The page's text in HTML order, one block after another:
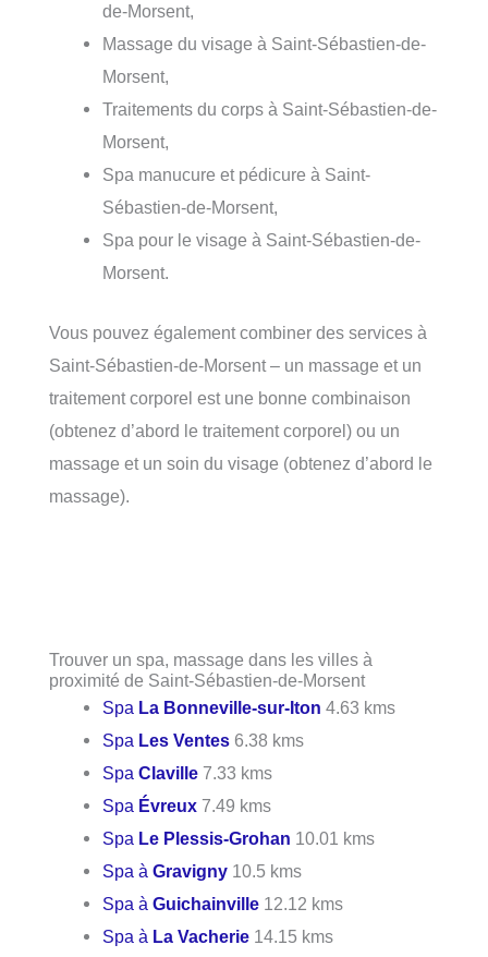
de-Morsent,
Massage du visage à Saint-Sébastien-de-
Morsent,
Traitements du corps à Saint-Sébastien-de-
Morsent,
Spa manucure et pédicure à Saint-
Sébastien-de-Morsent,
Spa pour le visage à Saint-Sébastien-de-
Morsent.
Vous pouvez également combiner des services à
Saint-Sébastien-de-Morsent – un massage et un
traitement corporel est une bonne combinaison
(obtenez d’abord le traitement corporel) ou un
massage et un soin du visage (obtenez d’abord le
massage).
Trouver un spa, massage dans les villes à
proximité de Saint-Sébastien-de-Morsent
Spa La Bonneville-sur-Iton 4.63 kms
Spa Les Ventes 6.38 kms
SpaClaville 7.33 kms
Spa Évreux 7.49 kms
Spa Le Plessis-Grohan 10.01 kms
Spa àGravigny 10.5 kms
Spa àGuichainville 12.12 kms
Spa à La Vacherie 14.15 kms